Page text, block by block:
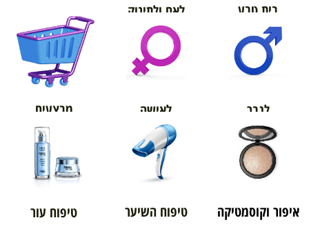
בית טבע לאם ולתינוק
אורטופדיה
לגבר לאישה מבצעים
איפור וקוסמטיקה טיפוח השיער טיפוח עור